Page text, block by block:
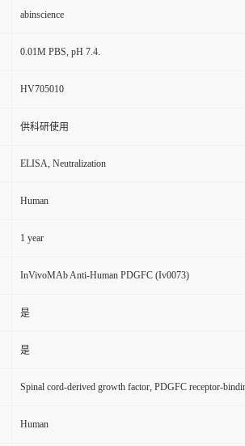
abinscience
0.01M PBS, pH 7.4.
HV705010
供科研使用
ELISA, Neutralization
Human
1 year
InVivoMAb Anti-Human PDGFC (Iv0073)
是
是
Spinal cord-derived growth factor, PDGFC receptor-
Human